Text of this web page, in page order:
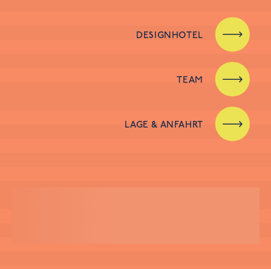
DESIGNHOTEL
TEAM
LAGE & ANFAHRT